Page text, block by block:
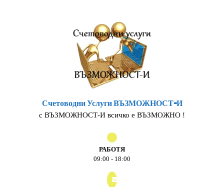
Счетоводни Услуги ВЪЗМОЖНОСТ-И
с ВЪЗМОЖНОСТ-И всичко е ВЪЗМОЖНО !
РАБОТЯ
09:00 - 18:00